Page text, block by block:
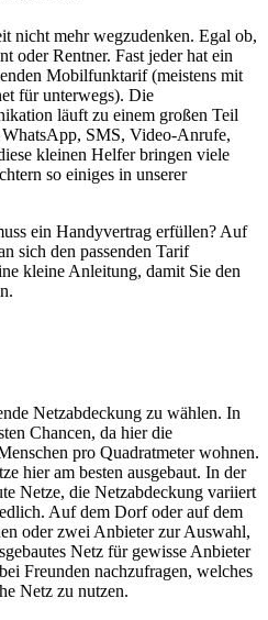
nicht mehr wegzudenken. Egal ob,
oder Rentner. Fast jeder hat ein
Mobilfunktarif (meistens mit
für unterwegs). Die
läuft zu einem großen Teil
SMS, Video-Anrufe,
kleinen Helfer bringen viele
so einiges in unserer
ein Handyvertrag erfüllen? Auf
sich den passenden Tarif
kleine Anleitung, damit Sie den
Netzabdeckung zu wählen. In
Chancen, da hier die
pro Quadratmeter wohnen.
hier am besten ausgebaut. In der
Netze, die Netzabdeckung variiert
Auf dem Dorf oder auf dem
oder zwei Anbieter zur Auswahl,
Netz für gewisse Anbieter
Freunden nachzufragen, welches
Netz zu nutzen.